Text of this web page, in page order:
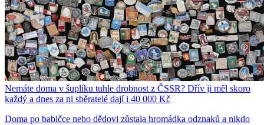
Nemáte doma v šuplíku tuhle drobnost z ČSSR? Dřív ji měl skoro
každý a dnes za ni sběratelé dají i 40 000 Kč
Doma po babičce nebo dědovi zůstala hromádka odznaků a nikdo